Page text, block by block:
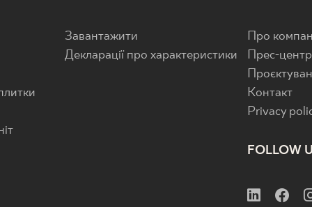
Завантажити
Декларації про характеристики
Про
Прес-центр
Контакт
Privacy
FOLLOW